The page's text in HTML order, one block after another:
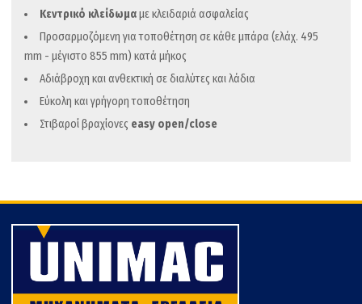
Κεντρικό κλείδωμαμε κλειδαριά ασφαλείας
Προσαρμοζόμενη για τοποθέτηση σε κάθε μπάρα (ελάχ. 495
mm - μέγιστο 855 mm) κατά μήκος
Αδιάβροχη και ανθεκτική σε διαλύτες και λάδια
Εύκολη και γρήγορη τοποθέτηση
Στιβαροί βραχίονες easy open/close